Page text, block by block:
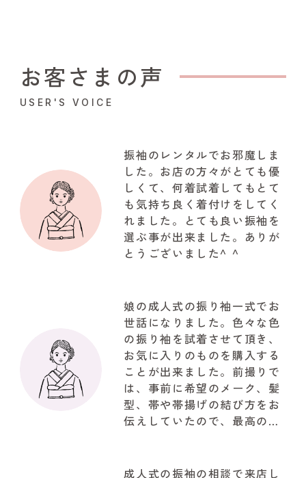
お客さまの声
USER'S VOICE
振袖のレンタルでお邪魔しま
した。お店の方々がとても優
しくて、何着試着してもとて
も気持ち良く着付けをしてく
れました。とても良い振袖を
選ぶ事が出来ました。ありが
とうございました^ ^
娘の成人式の振り袖一式でお
世話になりました。色々な色
の振り袖を試着させて頂き、
お気に入りのものを購入する
ことが出来ました。前撮りで
は、事前に希望のメーク、髪
型、帯や帯揚げの結び方をお
伝えしていたので、最高の仕
以上の写真が取れて大満足で
成人式の振袖の相談で来店し